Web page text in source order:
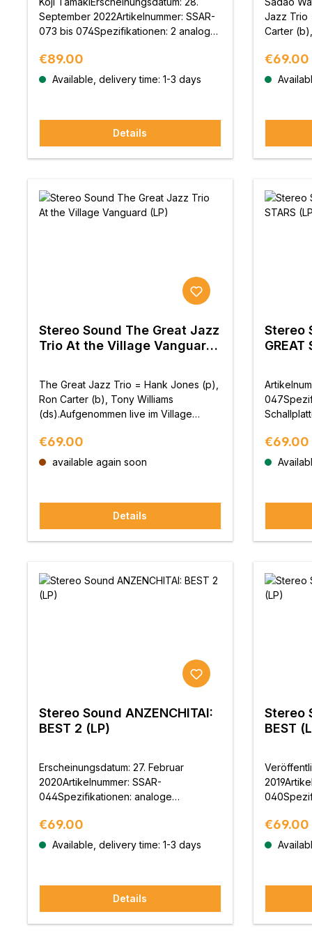
September 2022Artikelnummer: SSAR-
073 bis 074Spezifikationen: 2 analoge
schweres Vinyl.Limitierte
ProduktionPlanung und Vertrieb:
Regular price:
€89.00
Available, delivery time: 1-3 days
Details
Jazz Trio
Carter
Vanguard
des
Regular
€69.00
Stereo Sound The Great Jazz
Trio At the Village Vanguard
The Great Jazz Trio = Hank Jones (p),
Ron Carter (b), Tony Williams
(ds).Aufgenommen live im Village
Februar 1977Erscheinungsdatum: 25.
November 2022Artikelnummer: SSAR-
Vinyl.Supervisor und Sound
Supervisor: Shoji Sugawara (Besitzer
des Jazz-Cafés
"Basie")Schnitttechniker: Shinya
WORKS)Begrenzte ProduktionPlanung
und Vertrieb: Stereo Sound
Regular price:
€69.00
available again soon
Details
Stereo
GREAT
Sound
Regular
€69.00
Stereo Sound ANZENCHITAI:
BEST 2 (LP)
Erscheinungsdatum: 27. Februar
2020Artikelnummer: SSAR-
044Spezifikationen: analoge
ScheibeJAN-Code:
4571177052209Schnitttechniker:
Regular price:
€69.00
Available, delivery time: 1-3 days
Details
Stereo
BEST
Engineer:
Columbia
G.K.
Regular
€69.00